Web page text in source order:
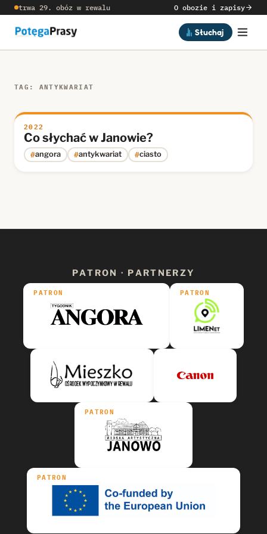
trwa 29. obóz w rewalu O obozie i zapisy
Słuchaj
TAG: ANTYKWARIAT
2022
Co słychać w Janowie?
#angora #antykwariat #ciasto
PATRON · PARTNERZY
PATRON PATRON
PATRON
PATRON